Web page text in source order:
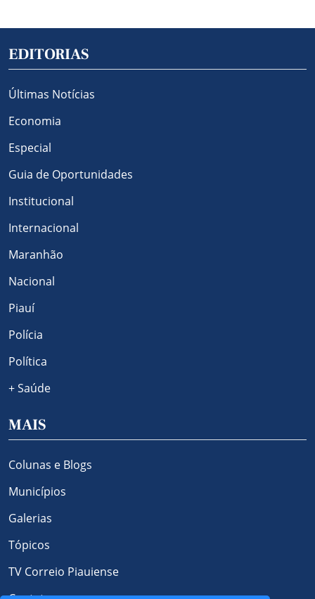
EDITORIAS
Últimas Notícias
Economia
Especial
Guia de Oportunidades
Institucional
Internacional
Maranhão
Nacional
Piauí
Polícia
Política
+ Saúde
MAIS
Colunas e Blogs
Municípios
Galerias
Tópicos
TV Correio Piauiense